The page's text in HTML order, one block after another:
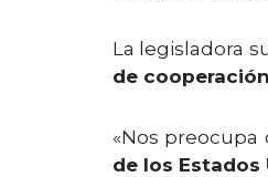
La legisladora
de cooperación
«Nos preocupa
de los Estados